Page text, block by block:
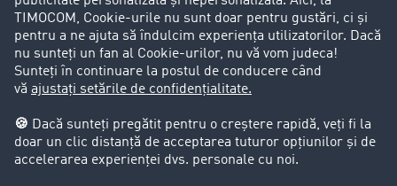
Aspecte legale
Impressum
Protecția datelor